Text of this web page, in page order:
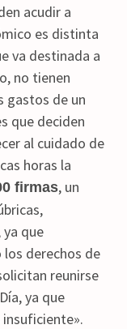
acudir a
es distinta
va destinada a
no tienen
gastos de un
que deciden
al cuidado de
horas la
firmas, un
que
los derechos de
reunirse
ya que
insuficiente».